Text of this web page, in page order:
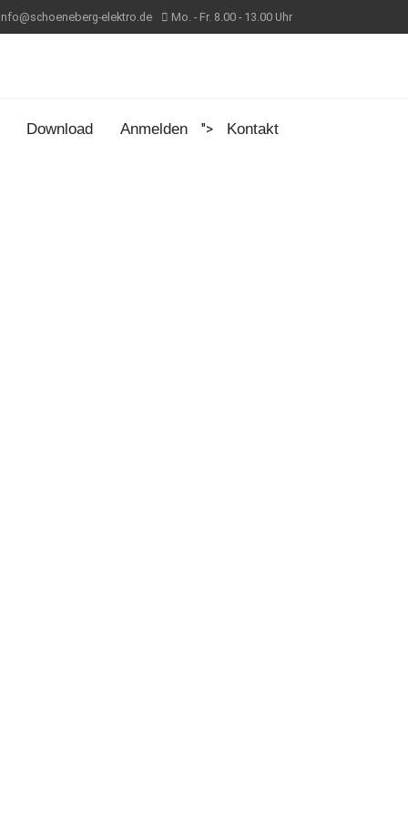
elektro.de Mo. - Fr. 8.00 - 13.00 Uhr
Download Anmelden "> Kontakt